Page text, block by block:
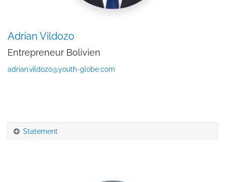
Adrian Vildozo
Entrepreneur Bolivien
adrian.vildozo@youth-globe.com
Statement